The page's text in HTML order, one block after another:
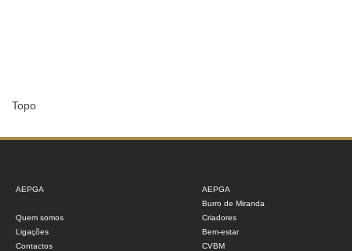
Topo
AEPGA
Quem somos
Ligações
Contactos
AEPGA
Burro de Miranda
Criadores
Bem-estar
CVBM